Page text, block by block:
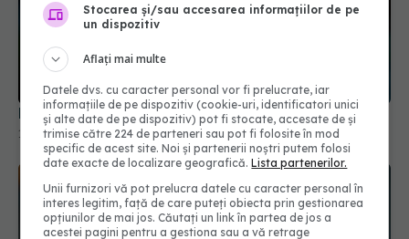
Primul semn că intestinul tău este iritat
14 ian 2026, 09:24
Stocarea și/sau accesarea informațiilor de pe
un dispozitiv
Aflați mai multe
Datele dvs. cu caracter personal vor fi prelucrate, iar
informațiile de pe dispozitiv (cookie-uri, identificatori unici
și alte date de pe dispozitiv) pot fi stocate, accesate de și
trimise către 224 de parteneri sau pot fi folosite în mod
specific de acest site. Noi și partenerii noștri putem folosi
date exacte de localizare geografică.Lista partenerilor.
Unii furnizori vă pot prelucra datele cu caracter personal în
interes legitim, față de care puteți obiecta prin gestionarea
opțiunilor de mai jos. Căutați un link în partea de jos a
acestei pagini pentru a gestiona sau a vă retrage